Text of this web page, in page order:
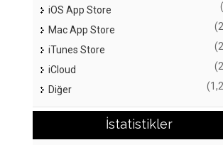
iOS App Store
Mac App Store
iTunes Store
iCloud
Diğer
İstatistikler